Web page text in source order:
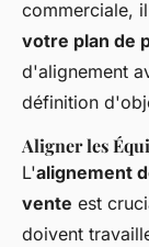
commerciale,
votre plan de
d'alignement
définition
Aligner les
L'alignement
vente est
doivent